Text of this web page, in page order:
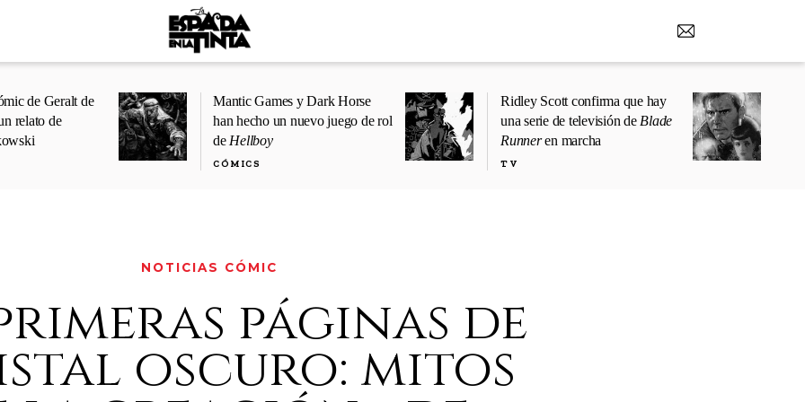
de Geralt de
relato de
Mantic Games y Dark Horse
han hecho un nuevo juego de rol
de Hellboy
CÓMICS
Ridley Scott confirma que hay
una serie de televisión de Blade
Runneren marcha
TV
NOTICIAS CÓMIC
páginas de
oscuro: mitos